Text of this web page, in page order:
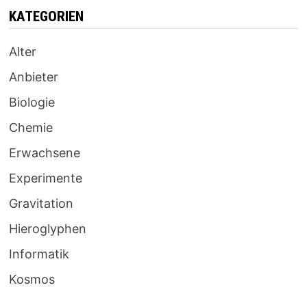
KATEGORIEN
Alter
Anbieter
Biologie
Chemie
Erwachsene
Experimente
Gravitation
Hieroglyphen
Informatik
Kosmos